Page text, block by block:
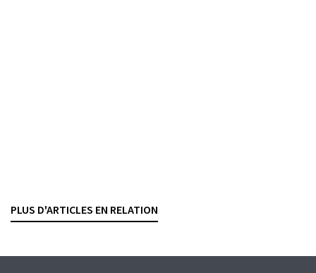
PLUS D'ARTICLES EN RELATION